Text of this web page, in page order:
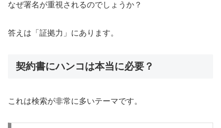
なぜ署名が重視されるのでしょうか？
答えは「証拠力」にあります。
契約書にハンコは本当に必要？
これは検索が非常に多いテーマです。